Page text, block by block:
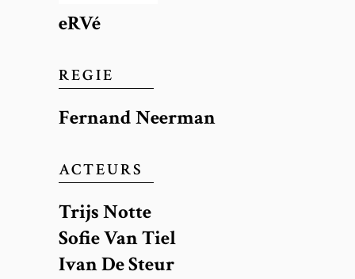
eRVé
REGIE
Fernand Neerman
ACTEURS
Trijs Notte
Sofie Van Tiel
Ivan De Steur